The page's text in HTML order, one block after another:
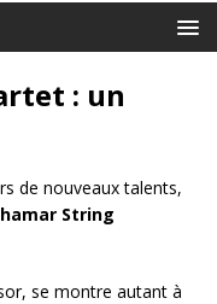
: un
de nouveaux talents,
String
se montre autant à